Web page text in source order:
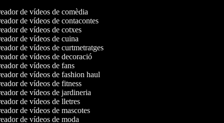
de vídeos de comèdia
de vídeos de contacontes
de vídeos de cotxes
de vídeos de cuina
de vídeos de curtmetratges
de vídeos de decoració
de vídeos de fans
de vídeos de fashion haul
de vídeos de fitness
de vídeos de jardineria
de vídeos de lletres
de vídeos de mascotes
de vídeos de moda